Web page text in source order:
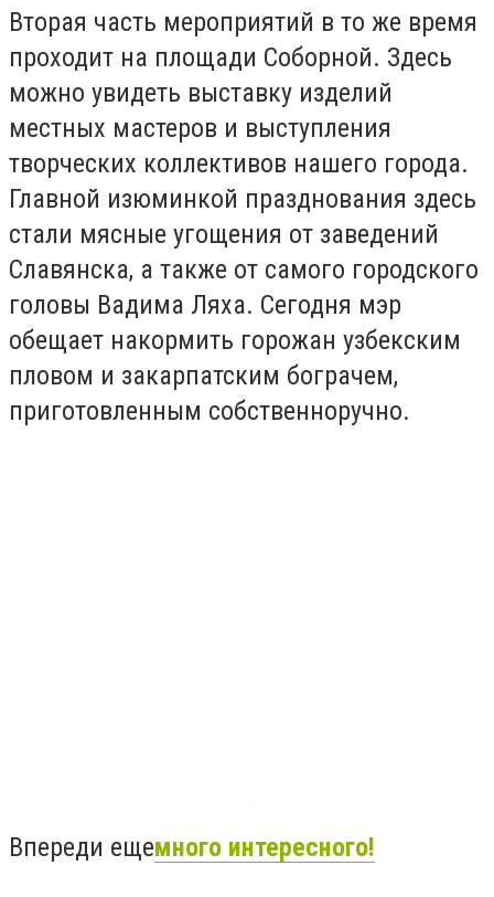
Вторая часть мероприятий в то же время
проходит на площади Соборной. Здесь
можно увидеть выставку изделий
местных мастеров и выступления
творческих коллективов нашего города.
Главной изюминкой празднования здесь
стали мясные угощения от заведений
Славянска, а также от самого городского
головы Вадима Ляха. Сегодня мэр
обещает накормить горожан узбекским
пловом и закарпатским бограчем,
приготовленным собственноручно.
Впереди ещемного интересного!